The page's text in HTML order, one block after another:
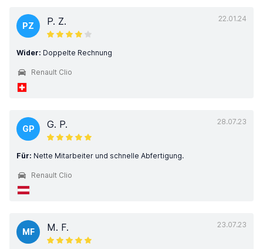
22.01.24
PZ P. Z.
Wider: Doppelte Rechnung
Renault Clio
28.07.23
GP G. P.
Für: Nette Mitarbeiter und schnelle Abfertigung.
Renault Clio
23.07.23
MF M. F.